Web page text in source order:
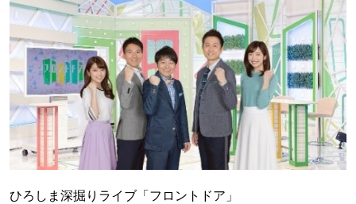
ひろしま深掘りライブ「フロントドア」